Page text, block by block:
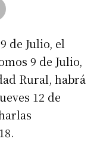
de Julio, el
9 de Julio,
Rural, habrá
12 de